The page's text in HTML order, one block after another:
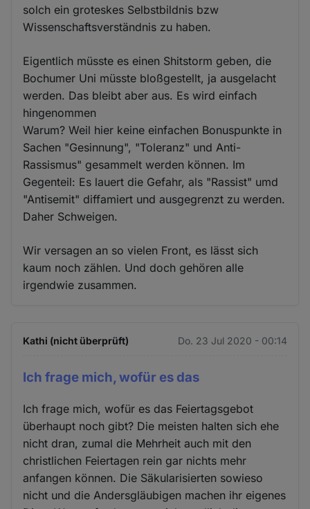
solch ein groteskes Selbstbildnis bzw
Wissenschaftsverständnis zu haben.
Eigentlich müsste es einen Shitstorm geben, die
Bochumer Uni müsste bloßgestellt, ja ausgelacht
werden. Das bleibt aber aus. Es wird einfach
hingenommen
Warum? Weil hier keine einfachen Bonuspunkte in
Sachen "Gesinnung", "Toleranz" und Anti-
Rassismus" gesammelt werden können. Im
Gegenteil: Es lauert die Gefahr, als "Rassist" umd
"Antisemit" diffamiert und ausgegrenzt zu werden.
Daher Schweigen.
Wir versagen an so vielen Front, es lässt sich
kaum noch zählen. Und doch gehören alle
irgendwie zusammen.
Kathi (nicht überprüft) Do. 23 Jul 2020 - 00:14
Ich frage mich, wofür es das
Ich frage mich, wofür es das Feiertagsgebot
überhaupt noch gibt? Die meisten halten sich ehe
nicht dran, zumal die Mehrheit auch mit den
christlichen Feiertagen rein gar nichts mehr
anfangen können. Die Säkularisierten sowieso
nicht und die Andersgläubigen machen ihr eigenes